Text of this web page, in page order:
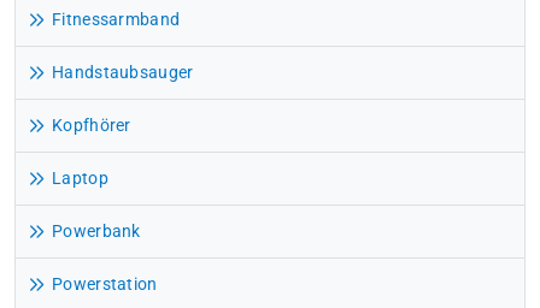
Fitnessarmband
Handstaubsauger
Kopfhörer
Laptop
Powerbank
Powerstation